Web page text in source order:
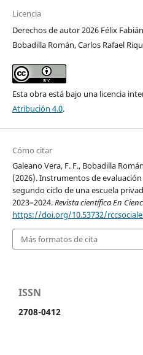
Licencia
Derechos de autor 2026 Félix
Bobadilla Román, Carlos Rafael
Esta obra está bajo una licencia
Atribución 4.0.
Cómo citar
Galeano Vera, F. F., Bobadilla
(2026). Instrumentos de
segundo ciclo de una escuela
2023–2024.Revista científica En
https://doi.org/10.53732/
Más formatos de cita
ISSN
2708-0412